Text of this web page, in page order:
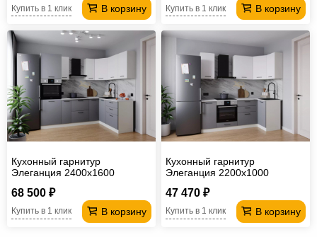
В корзину
Купить в 1 клик В корзину
Купить в 1 клик
Кухонный гарнитур
Элеганция 2400х1600
68 500 ₽
В корзину
Купить в 1 клик
Кухонный гарнитур
Элеганция 2200х1000
47 470 ₽
В корзину
Купить в 1 клик